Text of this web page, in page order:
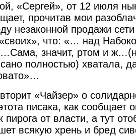
«Сергей», от 12 июля
прочитав мои
незаконной продажи
что: «… над
значит, ртом и
полностью) хватала,
«Чайзер» о
писака, как
пирога от власти, а тут
всякую хрень и бред